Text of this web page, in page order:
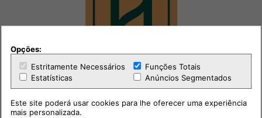
Opções:
Estritamente Necessários
Funções Totais
Estatísticas
Anúncios Segmentados
Este site poderá usar cookies para lhe oferecer uma experiência
mais personalizada.